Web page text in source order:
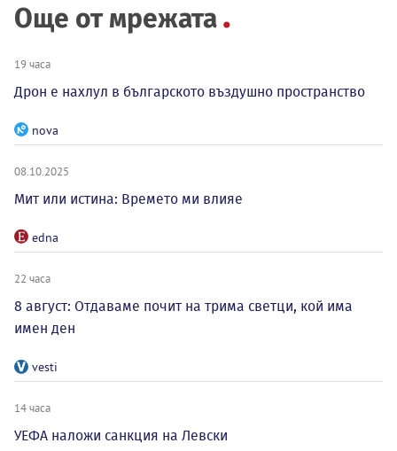
Още от мрежата
19 часа
Дрон е нахлул в българското въздушно пространство
nova
08.10.2025
Мит или истина: Времето ми влияе
edna
22 часа
8 август: Отдаваме почит на трима светци, кой има
имен ден
vesti
14 часа
УЕФА наложи санкция на Левски